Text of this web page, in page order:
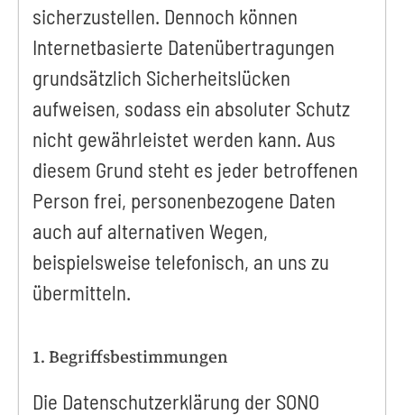
sicherzustellen. Dennoch können
Internetbasierte Datenübertragungen
grundsätzlich Sicherheitslücken
aufweisen, sodass ein absoluter Schutz
nicht gewährleistet werden kann. Aus
diesem Grund steht es jeder betroffenen
Person frei, personenbezogene Daten
auch auf alternativen Wegen,
beispielsweise telefonisch, an uns zu
übermitteln.
1. Begriffsbestimmungen
Die Datenschutzerklärung der SONO